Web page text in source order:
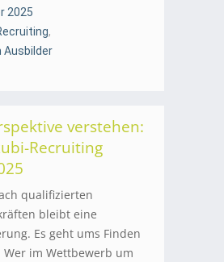
2025
,
Ausbilder
verstehen:
Recruiting
qualifizierten
bleibt eine
Es geht ums Finden
im Wettbewerb um